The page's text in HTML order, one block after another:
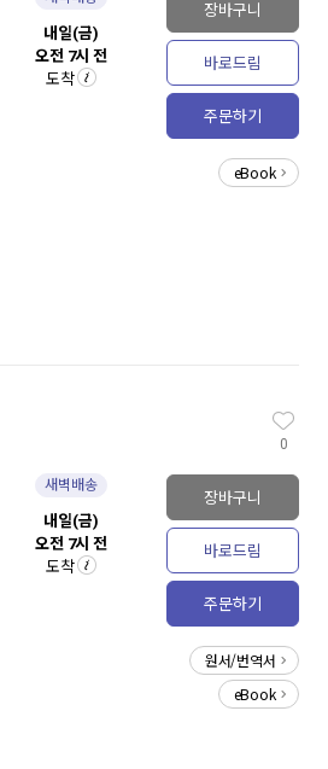
내일(금)
오전 7시 전
도착
장바구니
바로드림
주문하기
eBook
새벽배송
내일(금)
오전 7시 전
도착
0
장바구니
바로드림
주문하기
원서/번역서
eBook